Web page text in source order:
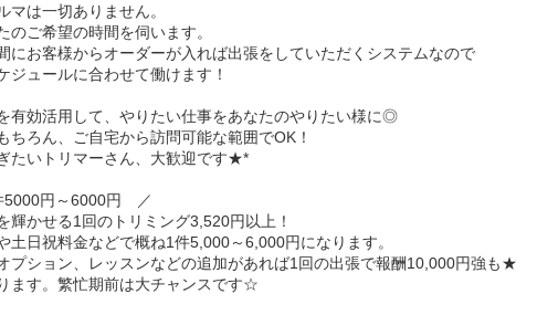
マは一切ありません。
のご希望の時間を伺います。
にお客様からオーダーが入れば出張をしていただくシステムなので
ジュールに合わせて働けます！
有効活用して、やりたい仕事をあなたのやりたい様に◎
ちろん、ご自宅から訪問可能な範囲でOK！
たいトリマーさん、大歓迎です★*
円～6000円 ／
輝かせる1回のトリミング3,520円以上！
土日祝料金などで概ね1件5,000～6,000円になります。
プション、レッスンなどの追加があれば1回の出張で報酬10,000円強も★
ます。繁忙期前は大チャンスです☆